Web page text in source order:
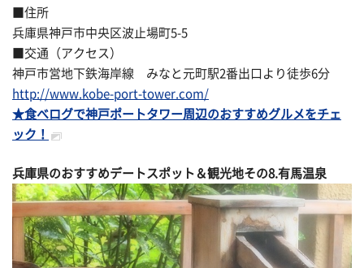
■住所
兵庫県神戸市中央区波止場町5-5
■交通（アクセス）
神戸市営地下鉄海岸線 みなと元町駅2番出口より徒歩6分
http://www.kobe-port-tower.com/
★食べログで神戸ポートタワー周辺のおすすめグルメをチェ
ック！
兵庫県のおすすめデートスポット＆観光地その8.有馬温泉